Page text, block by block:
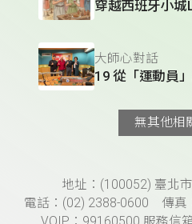
大師心對話
19 從「運動員
無其他相
頁尾資訊地址：(100052) 臺北
電話：(02) 2388-0600 傳真